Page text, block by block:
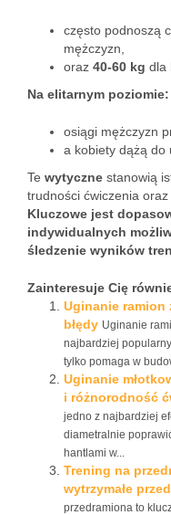
często podnoszą
mężczyzn,
oraz 40-60 kg dla
Na elitarnym poziomie:
osiągi mężczyzn
a kobiety dążą do
Te wytyczne stanowią
trudności ćwiczenia
Kluczowe jest
indywidualnych
śledzenie wyników
Zainteresuje Cię
Uginanie ramion
błędy Uginanie
najbardziej
tylko pomaga w
Uginanie
i różnorodność
jedno z najbardziej
diametralnie
hantlami w...
Trening na
wytrzymałe
przedramiona to